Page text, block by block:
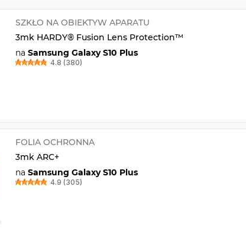
SZKŁO NA OBIEKTYW APARATU
3mk HARDY® Fusion Lens Protection™
na Samsung Galaxy S10 Plus
4.8 (380)
FOLIA OCHRONNA
3mk ARC+
na Samsung Galaxy S10 Plus
4.9 (305)